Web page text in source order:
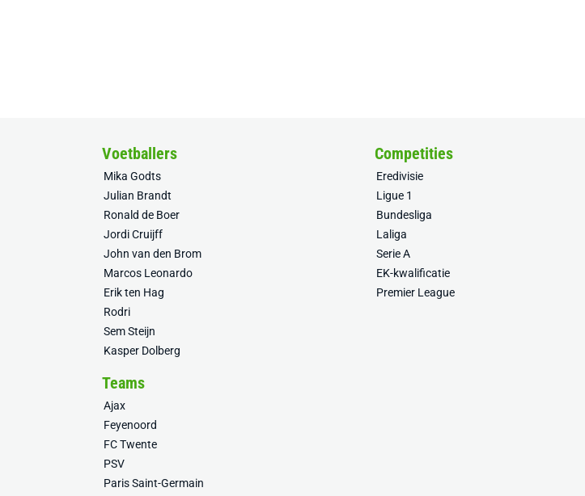
Voetballers
Mika Godts
Julian Brandt
Ronald de Boer
Jordi Cruijff
John van den Brom
Marcos Leonardo
Erik ten Hag
Rodri
Sem Steijn
Kasper Dolberg
Competities
Eredivisie
Ligue 1
Bundesliga
Laliga
Serie A
EK-kwalificatie
Premier League
Teams
Ajax
Feyenoord
FC Twente
PSV
Paris Saint-Germain